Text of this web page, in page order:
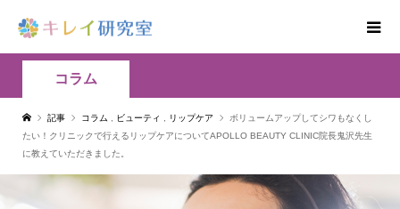
コラム
記事 コラム ビューティ リップケア
ボリュームアップしてシワもなくし
たい！クリニックで行えるリップケアについてAPOLLO BEAUTY CLINIC院長鬼沢先生
に教えていただきました。